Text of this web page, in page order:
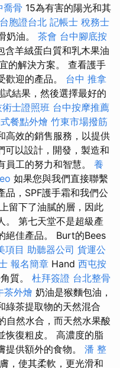
喬骨 15為有害的陽光和其
台胞證台北 記帳士 稅務士
奶油。 茶會 台中腳底按
含羊絨蛋白質和乳木果油
的解決方案。 查看護手
歡迎的產品。 台中 推拿
結果，然後選擇最好的
士證照班 台中按摩推薦
餐點外燴 竹東市場撥筋
高效的銷售服務，以提供
可以設計，開發，製造和
員工的努力和智慧。 養
如果您與我們直接聯繫
品，SPF護手霜和我們公
留下了油膩的層，因此
。 第七天堂不是超級產
絕佳產品。 Burt的Bees
項目 助聽器公司 貨運公
報名簡章 Hand 西屯按
質。 杜拜簽證 台北整骨
茶外燴 奶油是猴麵包油，
綠茶提取物的天然混合
自然水合，而天然水果酸
恢復粗皮。 高濃度的脂
提供額外的食物。 潘 整
，使其柔軟，更光滑和